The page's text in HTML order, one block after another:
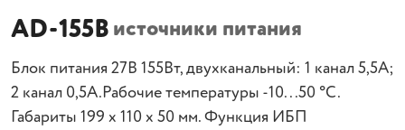
AD-155Bисточники питания
Блок питания 27В 155Вт, двухканальный: 1 канал 5,5А;
2 канал 0,5А.Рабочие температуры -10...50 °C.
Габариты 199 x 110 x 50 мм. Функция ИБП